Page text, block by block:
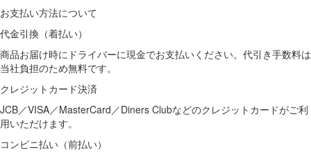
お支払い方法について
代金引換（着払い）
商品お届け時にドライバーに現金でお支払いください。代引き手数料は
当社負担のため無料です。
クレジットカード決済
JCB／VISA／MasterCard／Diners Clubなどのクレジットカードがご利
用いただけます。
コンビニ払い（前払い）